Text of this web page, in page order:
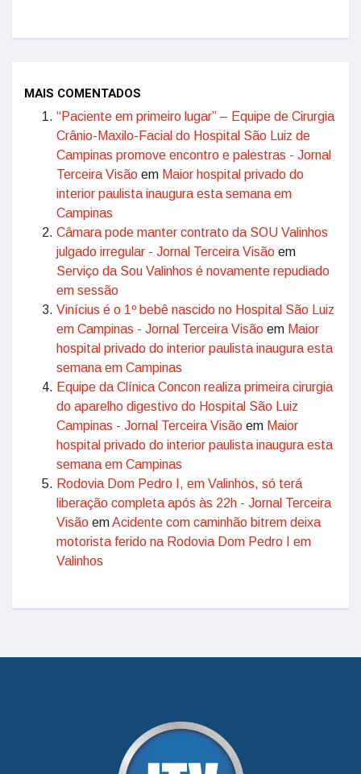
MAIS COMENTADOS
“Paciente em primeiro lugar” – Equipe de Cirurgia
Crânio-Maxilo-Facial do Hospital São Luiz de
Campinas promove encontro e palestras - Jornal
Terceira Visão em Maior hospital privado do
interior paulista inaugura esta semana em
Campinas
Câmara pode manter contrato da SOU Valinhos
julgado irregular - Jornal Terceira Visão em
Serviço da Sou Valinhos é novamente repudiado
em sessão
Vinícius é o 1º bebê nascido no Hospital São Luiz
em Campinas - Jornal Terceira Visão em Maior
hospital privado do interior paulista inaugura esta
semana em Campinas
Equipe da Clínica Concon realiza primeira cirurgia
do aparelho digestivo do Hospital São Luiz
Campinas - Jornal Terceira Visão em Maior
hospital privado do interior paulista inaugura esta
semana em Campinas
Rodovia Dom Pedro I, em Valinhos, só terá
liberação completa após às 22h - Jornal Terceira
Visão emAcidente com caminhão bitrem deixa
motorista ferido na Rodovia Dom Pedro I em
Valinhos